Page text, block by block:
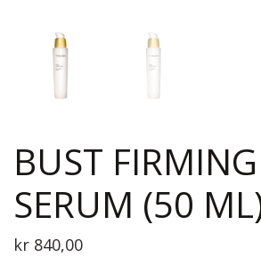
BUST FIRMING
SERUM (50
kr 840,00